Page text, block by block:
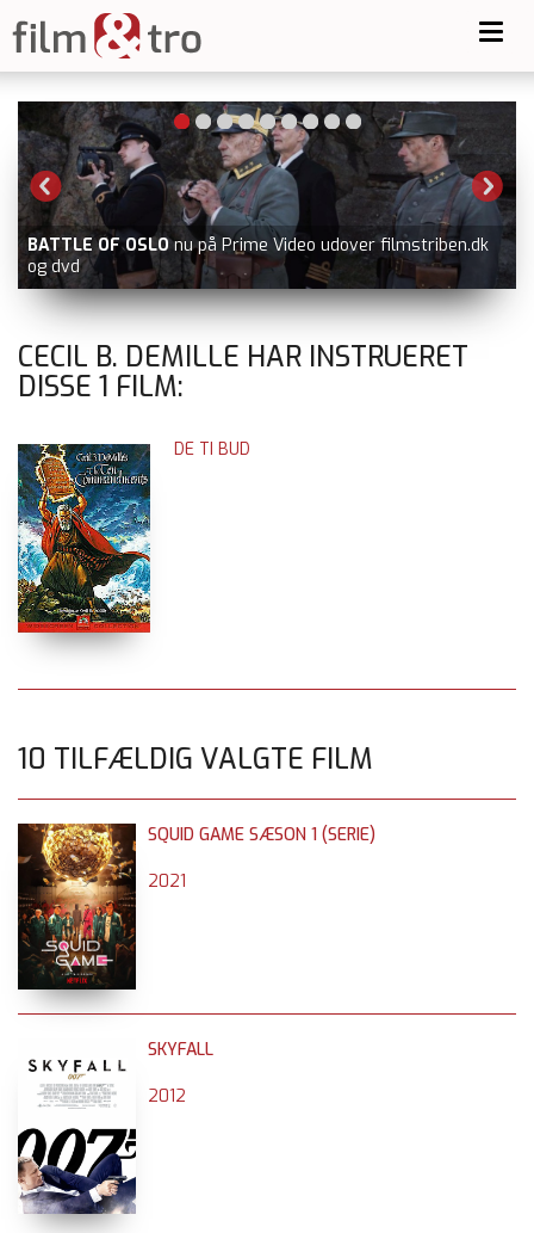
BATTLE OF OSLO nu på Prime Video udover filmstriben.dk
og dvd
CECIL B. DEMILLE HAR INSTRUERET
DISSE 1 FILM:
DE TI BUD
10 TILFÆLDIG VALGTE FILM
SQUID GAME SÆSON 1 (SERIE)
2021
SKYFALL
2012